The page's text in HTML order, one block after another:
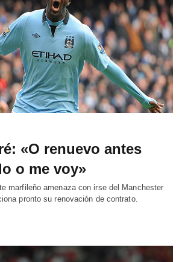
«O renuevo antes
o me voy»
marfileño amenaza con irse del Manchester
pronto su renovación de contrato.